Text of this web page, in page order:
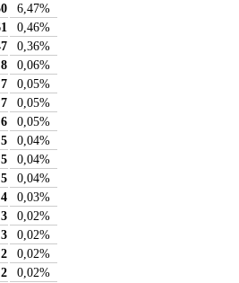
6,47%
0,46%
0,36%
8 0,06%
7 0,05%
7 0,05%
6 0,05%
5 0,04%
5 0,04%
5 0,04%
4 0,03%
3 0,02%
3 0,02%
2 0,02%
2 0,02%